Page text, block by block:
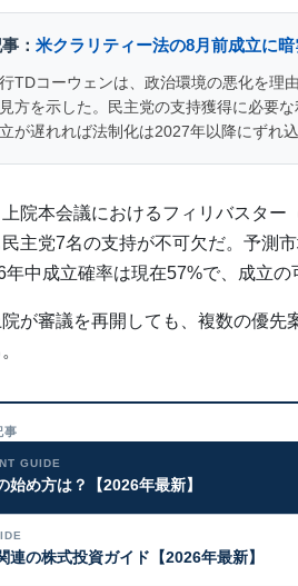
： 米クラリティー法の8月前成立に
TDコーウェンは、政治環境の悪化を理
方を示した。民主党の支持獲得に必要
が遅れれば法制化は2027年以降にずれ
上院本会議におけるフィリバスタ
民主党7名の支持が不可欠だ。予測
年中成立確率は現在57%で、成立の
が審議を再開しても、複数の優先
事
GUIDE
始め方は？【2026年最新】
連の株式投資ガイド【2026年最新】